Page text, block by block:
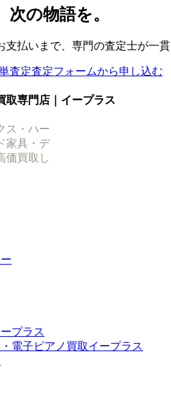
の物語を。
払いまで、専門の査定士が一貫
査定査定フォームから申し込む
取専門店｜イープラス
ス・ハー
家具・デ
価買取し
プラス
電子ピアノ買取イープラス